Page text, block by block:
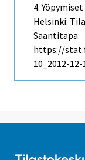
4.
Helsinki:
Saantitapa:
https://
10_2012-